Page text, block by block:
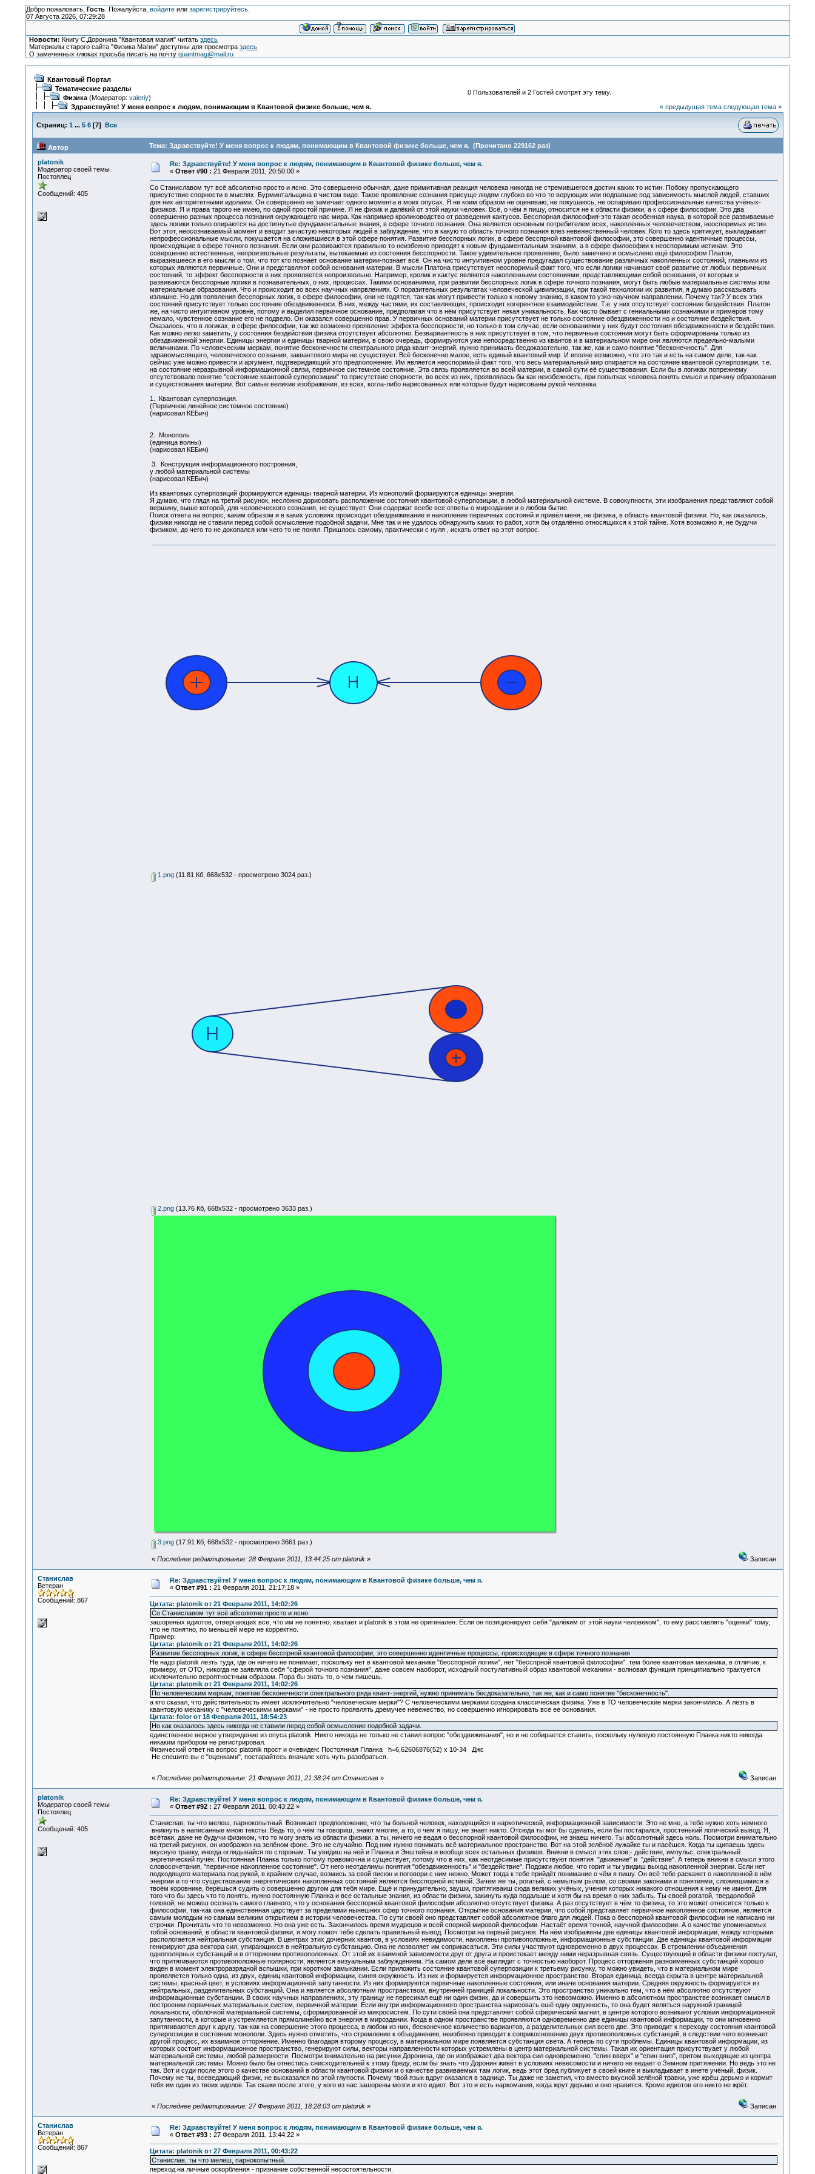
Добро пожаловать, Гость. Пожалуйста, войдитеили зарегистрируйтесь.
07 Августа 2026, 07:29:28
Новости: Книгу С.Доронина "Квантовая магия" читатьздесь
Материалы старого сайта "Физика Магии" доступны для просмотраздесь
О замеченных глюках просьба писать на почтуquantmag@mail.ru
Квантовый Портал
Тематические разделы
Физика(Модератор: valeriy)
Здравствуйте! У меня вопрос к людям, понимающим в Квантовой физике больше, чем я.
0 Пользователей и 2 Гостей смотрят эту тему.
« предыдущая тема следующая тема »
Страниц: 1 ... 5 6[7] Все
Автор Тема: Здравствуйте! У меня вопрос к людям, понимающим в Квантовой физике больше, чем я. (Прочитано 229162 раз)
platonik
Модератор своей темы
Постоялец
Сообщений: 405
Re: Здравствуйте! У меня вопрос к людям, понимающим в Квантовой физике больше, чем я.
« Ответ #90 : 21 Февраля 2011, 20:50:00 »
Со Станиславом тут всё абсолютно просто и ясно. Это совершенно обычная, даже примитивная реакция человека никогда не стремившегося достич каких то истин. Побоку пропускающего
присутствие спорности в мыслях. Бурминтальщина в чистом виде. Такое проявление сознания присуще людям глубоко во что то верующих или подпавшие под зависимость мыслей людей, ставших
для них авторитетными идолами. Он совершенно не замечает одного момента в моих опусах. Я ни коим образом не оцениваю, не покушаюсь, не оспариваю профессиональные качества учёных-
физиков. Я и права тарого не имею, по одной простой причине. Я не физик и далёкий от этой науки человек. Всё, о чём я пишу, относится не к области физики, а к сфере философии. Это два
совершенно разных процесса познания окружающего нас мира. Как например кролиководство от разведения кактусов. Бесспорная философия-это такая особенная наука, в которой все развиваемые
здесь логики только опираются на достигнутые фундаментальные знания, в сфере точного познания. Она является основным потребителем всех, накопленных человечеством, неоспоримых истин.
Вот этот, неосознаваемый момент и вводит зачастую некоторых людей в заблуждение, что в какую то область точного познания влез невежественный человек. Кого то здесь критикует, выкладывает
непрофессиональные мысли, покушается на сложившиеся в этой сфере понятия. Развитие бесспорных логик, в сфере бесспрной квантовой философии, это совершенно идентичные процессы,
происходящие в сфере точного познания. Если они развиваются правильно то неизбежно приводят к новым фундаментальным знаниям, а в сфере философии к неоспоримым истинам. Это
совершенно естественные, непроизвольные результаты, вытекаемые из состояния бесспорности. Такое удивительное проявление, было замечено и осмыслено ещё философом Платон,
выразившееся в его мысли о том, что тот кто познает основание материи-познает всё. Он на чисто интуитивном уровне предугадал существование различных накопленных состояний, главными из
которых являются первичные. Они и представляют собой основания материи. В мысли Платона присутствует неоспоримый факт того, что если логики начинают своё развитие от любых первичных
состояний, то эффект бесспорности в них проявляется непроизвольно. Например, кролик и кактус являются накопленными состояниями, представляющими собой основания, от которых и
развиваются бесспорные логики в познавательных, о них, процессах. Такими основаниями, при развитии бесспорных логик в сфере точного познания, могут быть любые материальные системы или
материальные образования. Что и происходит во всех научных напрвлениях. О поразительных результатах человеческой цивилизации, при такой технологии их развития, я думаю рассказывать
излишне. Но для появления бесспорных логик, в сфере философии, они не годятся, так-как могут привести только к новому знанию, в какомто узко-научном направлении. Почему так? У всех этих
состояний присутствует только состояние обездвиженноси. В них, между частями, их составляющих, происходит когерентное взаимодействие. Т.е. у них отсутствует состояние бездействия. Платон
же, на чисто интуитивном уровне, потому и выделил первичное основание, предполагая что в нём присутствует некая уникальность. Как часто бывает с гениальными сознаниями и примеров тому
немало, чувстенное сознание его не подвело. Он оказался совершенно прав. У первичных оснований материи присутствует не только состояние обездвиженности но и состояние бездействия.
Оказалось, что в логиках, в сфере философии, так же возможно проявление эффекта бесспорности, но только в том случае, если основаниями у них будут состояния обездвиженности и бездействия.
Как можно легко заметить, у состояния бездействия физика отсутствует абсолютно. Безвариантность в них присутствует в том, что первичные состояния могут быть сформированы только из
обездвиженной энергии. Единицы энергии и единицы тварной материи, в свою очередь, формируются уже непосредственно из квантов и в материальном мире они являются предельно-малыми
величинами. По человеческим меркам, понятие бесконечности спектрального ряда квант-энергий, нужно принимать бесдоказательно, так же, как и само понятие "бесконечность". Для
здравомыслящего, человеческого сознания, заквантового мира не существует. Всё бесконечно малое, есть единый квантовый мир. И вполне возможно, что это так и есть на самом деле, так-как
сейчас уже можно привести и аргумент, подтверждающий это предположение. Им является неоспоримый факт того, что весь материальный мир опирается на состояние квантовой суперпозиции, т.е.
на состояние неразрывной информационной связи, первичное системное состояние. Эта связь проявляется во всей материи, в самой сути её существования. Если бы в логиках попрежнему
отсутствовало понятие "состояние квантовой суперпозиции" то присутствие спорности, во всех из них, проявлялась бы как неизбежность, при попытках человека понять смысл и причину образования
и существования материи. Вот самые великие изображения, из всех, когла-либо нарисованных или которые будут нарисованы рукой человека.
1. Квантовая суперпозиция.
(Первичное,линейное,системное состояние)
(нарисовал КЕБич)
2. Монополь
(единица волны)
(нарисовал КЕБич)
3. Конструкция информационного построения,
у любой материальной системы
(нарисовал КЕБич)
Из квантовых суперпозиций формируются единицы тварной материи. Из монополий формируются единицы энергии.
Я думаю, что глядя на третий рисунок, несложно дорисовать расположение состояния квантовой суперпозиции, в любой материальной системе. В совокупности, эти изображения представляют собой
вершину, выше которой, для человеческого сознания, не существует. Они содержат всебе все ответы о мироздании и о любом бытие.
Поиск ответа на вопрос, каким образом и в каких условиях происходит обездвиживание и накопление первичных состоянй и привёл меня, не физика, в область квантовой физики. Но, как оказалось,
физики никогда не ставили перед собой осмысление подобной задачи. Мне так и не удалось обнаружить каких то работ, хотя бы отдалённо относящихся к этой тайне. Хотя возможно я, не будучи
физиком, до чего то не докопался или чего то не понял. Пришлось самому, практически с нуля , искать ответ на этот вопрос.
1.png(11.81 Кб, 668x532 - просмотрено 3024 раз.)
2.png(13.76 Кб, 668x532 - просмотрено 3633 раз.)
3.png(17.91 Кб, 668x532 - просмотрено 3661 раз.)
« Последнее редактирование: 28 Февраля 2011, 13:44:25 от platonik» Записан
Станислав
Ветеран
Сообщений: 867
Re: Здравствуйте! У меня вопрос к людям, понимающим в Квантовой физике больше, чем я.
« Ответ #91 : 21 Февраля 2011, 21:17:18 »
Цитата: platonik от 21 Февраля 2011, 14:02:26
Со Станиславом тут всё абсолютно просто и ясно
зашореных идиотов, отвергающих все, что им не понятно, хватает и platonik в этом не оригинален. Если он позиционирует себя "далёким от этой науки человеком", то ему расставлять "оценки" тому,
что не понятно, по меньшей мере не корректно.
Пример:
Цитата: platonik от 21 Февраля 2011, 14:02:26
Развитие бесспорных логик, в сфере бесспрной квантовой философии, это совершенно идентичные процессы, происходящие в сфере точного познания
Не надо platonik лезть туда, где он ничего не понимает, поскольку нет в квантовой механике "бесспорной логики", нет "бесспрной квантовой философии". тем более квантовая механика, в отличие, к
примеру, от ОТО, никогда не заявляла себя "сферой точного познания", даже совсем наоборот, исходный постулативный образ квантовой механики - волновая функция принципиально трактуется
исключительно вероятностным образом. Пора бы знать то, о чем пишешь.
Цитата: platonik от 21 Февраля 2011, 14:02:26
По человеческим меркам, понятие бесконечности спектрального ряда квант-энергий, нужно принимать бесдоказательно, так же, как и само понятие "бесконечность".
а кто сказал, что действительность имеет исключительно "человеческие мерки"? С человеческими мерками создана классическая физика. Уже в ТО человеческие мерки закончились. А лезть в
квантовую механику с "человеческими мерками" - не просто проявлять дремучее невежество, но совершенно игнорировать все ее основания.
Цитата: folor от 18 Февраля 2011, 18:54:23
Но как оказалось здесь никогда не ставили перед собой осмысление подобной задачи.
единственное верное утверждение из опуса platonik. Никто никогда не только не ставил вопрос "обездвиживания", но и не собирается ставить, поскольку нулевую постоянную Планка никто никогда
никаким прибором не регистрировал.
Физический ответ на вопрос platonik прост и очевиден: Постоянная Планка h=6,62606876(52) х 10-34 Джс
Не спешите вы с "оценками", постарайтесь вначале хоть чуть разобраться.
« Последнее редактирование: 21 Февраля 2011, 21:38:24 от Станислав» Записан
platonik
Модератор своей темы
Постоялец
Сообщений: 405
Re: Здравствуйте! У меня вопрос к людям, понимающим в Квантовой физике больше, чем я.
« Ответ #92 : 27 Февраля 2011, 00:43:22 »
Станислав, ты что мелеш, парнокопытный. Возникает предположение, что ты больной человек, находящийся в наркотической, информационной зависимости. Это не мне, а тебе нужно хоть немного
вникнуть в написанные мною тексты. Ведь то, о чём ты говориш, знают многие, а то, о чём я пишу, не знает никто. Отсюда ты мог бы сделать, если бы постарался, простенький логический вывод. Я,
всётаки, даже не будучи физиком, что то могу знать из области физики, а ты, ничего не ведая о бесспорной квантовой философии, не знаеш ничего. Ты абсолютный здесь ноль. Посмотри внимательно
на третий рисунок, он изображон на зелёном фоне. Это не случайно. Под ним нужно понимать всё материальное пространство. Вот на этой зелёноё лужайке ты и пасёшся. Когда ты щипаешь здесь
вкусную травку, иногда оглядывайся по сторонам. Ты увидиш на ней и Планка и Энштейна и вообще всех остальных физиков. Вникни в смысл этих слов;- действие, импульс, спектральный
энргетический пучёк. Постоянная Планка только потому правомочна и существует, потому что в них, как неотдесимые присутствуют понятия "движение" и "действие". А теперь вникни в смысл этого
словосочетания, "первичное накопленное состояние". От него неотделимы понятия "обездвиженность" и "бездействие". Подожги любое, что горит и ты увидиш выход накопленной энергии. Если нет
подходящего материала под рукой, в крайнем случае, возмись за свой писюн и поговори с ним нежно. Может тогда к тебе прийдёт понимание о чём я пишу. Он всё тебе раскажет о накопленной в нём
энергии и то что существование энергетических накопленных состояний является бесспорной истиной. Зачем же ты, рогатый, с немытым рылом, со своими законами и понятиями, сложившимися в
твоём коровнике, берёшься судить о совершенно другом для тебя мире. Ещё и принудительно, зауши, притягиваиш сюда великих учёных, учения которых никакого отношения к нему не имеют. Для
того что бы здесь что то понять, нужно постоянную Планка и все остальные знания, из области физики, закинуть куда подальше и хотя бы на время о них забыть. Ты своей рогатой, твердолобой
головой, не можеш осознать самого главного, что у основания бесспорной квантовой философии абсолютно отсутствует физика. А раз отсутствует в чём то физика, то это может относится только к
философии, так-как она единственная царствует за пределами нынешних сфер точного познания. Открытие основания материи, что собой представляет первичное накопленное состояние, является
самым молодым но самым великим открытием в истории человечества. По сути своей оно представляет собой абсолютное благо для людей. Пока о бесспорной квантовой философии не написано ни
строчки. Прочитать что то невозможно. Но она уже есть. Закончилось время мудрецов и всей спорной мировой философии. Настаёт время точной, научной философии. А о качестве упоминаемых
тобой оснований, в области квантовой физики, я могу помоч тебе сделать правильный вывод. Посмотри на первый рисунок. На нём изображены две единицы квантовой информации, между которыми
распологается нейтральная субстанция. В центрах этих дочерних квантов, в условиях невидимости, накоплены противоположные, информационные субстанции. Две единицы квантовой информации
генирируют два вектора сил, упирающихся в нейтральную субстанцию. Она не лозволяет им соприкасаться. Эти силы участвуют одновременно в двух процессах. В стремлении объединения
однополярных субстанций и в отторжении противоположных. От этой их взаимной зависимости друг от друга и проистекает между ними неразрывная связь. Существующий в области физики постулат,
что притягиваются противоположные полярности, является визуальным заблуждением. На самом деле всё выглядит с точностью наоборот. Процесс отторжения разноименных субстанций хорошо
виден в момент электроразрядной вспышки, при коротком замыкании. Если приложить состояние квантовой суперпозиции к третьему рисунку, то можно увидеть, что в материальном мире
проявляется только одна, из двух, единиц квантовой информации, синяя окружность. Из них и формируется информационное пространство. Вторая единица, всегда скрыта в центре материальной
системы, красный цвет, в условиях информационной запутанности. Из них формируются первичные накопленные состояния, или иначе основания материи. Средняя окружность формируется из
нейтральных, разделительных субстанций. Она и является абсолютным пространством, внутренней границей локальности. Это пространство уникально тем, что в нём абсолютно отсутствуют
информационные субстанции. В своих научных направлениях, эту границу не пересикал ещё ни один физик, да и совершить это невозможно. Именно в абсолютном пространстве возникает смысл в
построении первичных материальных систем, первичной материи. Если внутри информационного пространства нарисовать ешё одну окружность, то она будет являться наружной границей
локальности, оболочкой материальной системы, сформированной из микросистем. По сути своей она представляет собой сферический магнит, в центре которого возникают условия информационной
запутанности, в которые и устремляется прямолинейно вся энергия в мироздании. Когда в одном пространстве проявляются одновременно две единицы квантовой информации, то они мгновенно
притягиваются друг к другу, так-как на совершение этого процесса, в любом из них, бесконечное количество вариантов, а разделительных сил всего две. Это приводит к переходу состояния квантовой
суперпозиции в состояние монополи. Здесь нужно отметить, что стремление к объединению, неизбежно приводит к соприкосновению двух противоположных субстанций, в следствии чего возникает
другой процесс, их взаимное отторжение. Именно благодаря второму процессу, в материальном мире появляется субстанция света. А теперь по сути проблемы. Единицы квантовой информации, из
которых состоит информационное пространство, генерируют силы, векторы направленности которых устремлены в центр материальной системы. Такая их ориентация присутствуает у любой
материальной системы, любой размерности. Посмотри внимательно на рисунки Доронина, где он изображает два вектора сил одновременно, "спин вверх" и "спин вниз", притом выходящие из центра
материальной системы. Можно было бы отнестись снисходительней к этому бреду, если бы знать что Доронин живёт в условиях невесомости и ничего не ведает о Земном притяжении. Но ведь это не
так. Вот и суди после этого о качестве оснований в области квантовой физики и о качестве развиваемых там логик, ведь этот бред публикует в своей книге и выкладывает в инете учёный, физик.
Почему же ты, всеведающий физик, не высказался по этой глупости. Почему твой язык вдруг оказался в заднице. Ты даже не заметил, что вместо вкусной зелёной травки, уже жрёш дерьмо и кормит
тебя им один из твоих идолов. Так скажи после этого, у кого из нас зашорены мозги и кто идиот. Вот это и есть наркомания, когда жрут дерьмо и оно нравится. Кроме идиотов его никто не жрёт.
« Последнее редактирование: 27 Февраля 2011, 18:28:03 от platonik» Записан
Станислав
Ветеран
Сообщений: 867
Re: Здравствуйте! У меня вопрос к людям, понимающим в Квантовой физике больше, чем я.
« Ответ #93 : 27 Февраля 2011, 13:44:22 »
Цитата: platonik от 27 Февраля 2011, 00:43:22
Станислав, ты что мелеш, парнокопытный.
переход на личные оскорбления - признание собственной несостоятельности.